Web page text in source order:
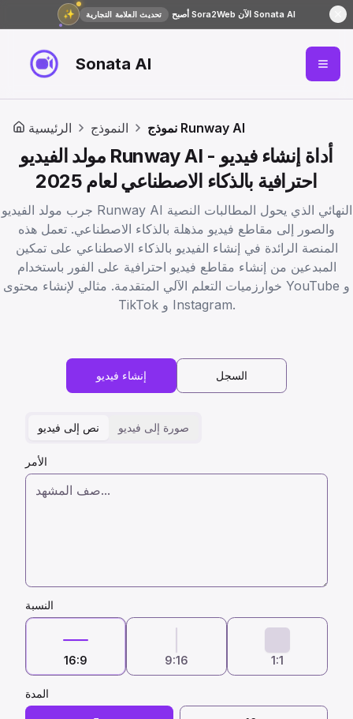
✨ تحديث العلامة التجارية أصبح Sora2Web الآن Sonata AI
Sonata AI
الرئيسية النموذج نموذج Runway AI
مولد الفيديو Runway AI - أداة إنشاء فيديو
احترافية بالذكاء الاصطناعي لعام 2025
جرب مولد الفيديو Runway AI النهائي الذي يحول المطالبات النصية
والصور إلى مقاطع فيديو مذهلة بالذكاء الاصطناعي. تعمل هذه
المنصة الرائدة في إنشاء الفيديو بالذكاء الاصطناعي على تمكين
المبدعين من إنشاء مقاطع فيديو احترافية على الفور باستخدام
خوارزميات التعلم الآلي المتقدمة. مثالي لإنشاء محتوى YouTube و
TikTok و Instagram.
إنشاء فيديو السجل
نص إلى فيديو صورة إلى فيديو
الأمر
النسبة
16:9 9:16 1:1
المدة